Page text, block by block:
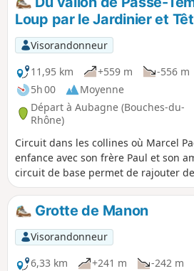
Loup par le Jardinier et
Visorandonneur
11,95 km
+559 m
-556 m
5h 00
Moyenne
Départ à Aubagne (Bouches-du-
Rhône)
Circuit dans les collines où Marcel
enfance avec son frère Paul et son
circuit de base permet de rajouter
extensions (voir le chapitre à
Grotte de Manon
Visorandonneur
6,33 km
+241 m
-242 m